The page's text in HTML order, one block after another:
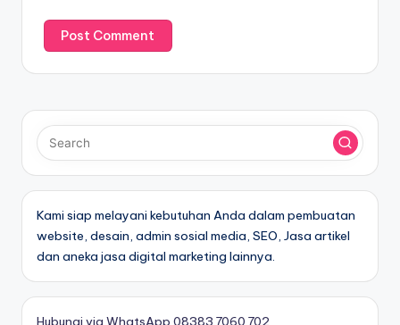
Kami siap melayani kebutuhan Anda dalam pembuatan
website, desain, admin sosial media, SEO, Jasa artikel
dan aneka jasa digital marketing lainnya.
Hubungi via WhatsApp 08383.7060.702